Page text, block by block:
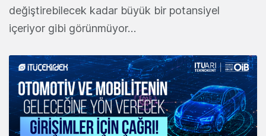
değiştirebilecek kadar büyük bir potansiyel
içeriyor gibi görünmüyor…